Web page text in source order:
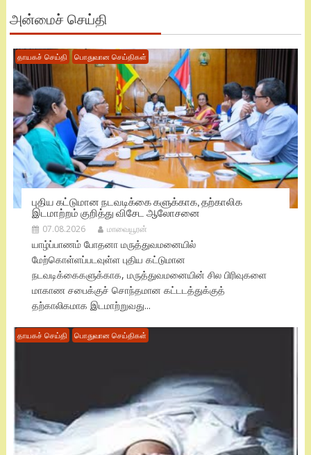
அன்மைச் செய்தி
தாயகச் செய்தி பொதுவான செய்திகள்
புதிய கட்டுமான நடவடிக்கை களுக்காக, தற்காலிக
இடமாற்றம் குறித்து விசேட ஆலோசனை
07.08.2026 மாவையூரன்
யாழ்ப்பாணம் போதனா மருத்துவமனையில்
மேற்கொள்ளப்படவுள்ள புதிய கட்டுமான
நடவடிக்கைகளுக்காக, மருத்துவமனையின் சில பிரிவுகளை
மாகாண சபைக்குச் சொந்தமான கட்டடத்துக்குத்
தற்காலிகமாக இடமாற்றுவது...
தாயகச் செய்தி பொதுவான செய்திகள்